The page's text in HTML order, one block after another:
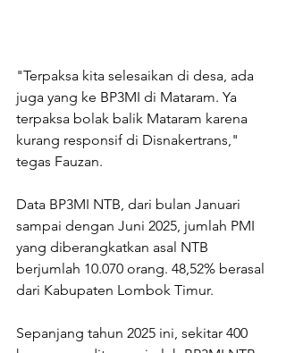
"Terpaksa kita selesaikan di desa, ada
juga yang ke BP3MI di Mataram. Ya
terpaksa bolak balik Mataram karena
kurang responsif di Disnakertrans,"
tegas Fauzan.
Data BP3MI NTB, dari bulan Januari
sampai dengan Juni 2025, jumlah PMI
yang diberangkatkan asal NTB
berjumlah 10.070 orang. 48,52% berasal
dari Kabupaten Lombok Timur.
Sepanjang tahun 2025 ini, sekitar 400